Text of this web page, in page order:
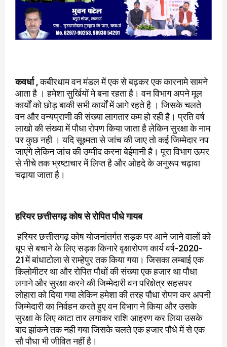
कवर्धा, कबीरधाम वन मंडल में एक से बढ़कर एक कारनामे सामने
आता है । हमेशा सुर्खियों मे बना रहता है। वन विभाग अपने मूल
कार्यों को छोड़ बाकी सभी कार्यों में आगे रहते है । जिसके चलते
वन और वन्यप्राणी की संख्या लागतार कम हो रही है। प्रति वर्ष
लाखो की संख्या में पौधा रोपण किया जाता है लेकिन सुरक्षा के नाम
पर कुछ नही । यदि सूक्ष्मता से जांच की जाए तो कई जिम्मेदार नप
जाएंगे लेकिन जांच की उम्मीद करना बेईमानी है। पूरा विभाग ऊपर
से नीचे तक भ्रष्टाचार में लिप्त है और ओहदे के अनुरूप चढ़ावा
चढ़ाया जाता है।
हरियर छत्तीसगढ़ कोष से रोपित पौधे गायब
हरियर छत्तीसगढ़ कोष योजनांतर्गत सड़क पर आने जाने वालों को
धूप से बचाने के लिए सड़क किनारे वृक्षारोपण कार्य वर्ष-2020-
21में बांधाटोला से राम्हेपुर तक किया गया। जिसका लम्बाई एक
किलोमीटर था और रोपित पौधों की संख्या एक हजार था पौधा
लगाने और सुरक्षा करने की जिम्मेदारी वन परिक्षेत्र सहसपर
लोहारा को दिया गया लेकिन हमेशा की तरह पौधा रोपण कर अपनी
जिम्मेदारी का निर्वहन करते हुए वन विभाग ने किया और उसके
सुरक्षा के लिए काटा तार लगाकर राशि आहरण कर लिया उसके
बाद झांकने तक नही गया जिसके चलते एक हजार पौधे में से एक
सौ पौधा भी जीवित नहीं है।